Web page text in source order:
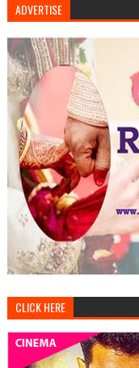
ADVERTISE
CLICK HERE